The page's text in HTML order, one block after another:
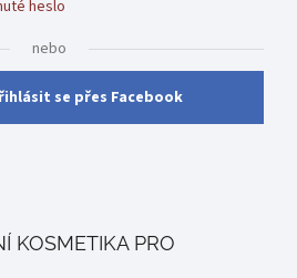
heslo
nebo
se přes Facebook
KOSMETIKA PRO